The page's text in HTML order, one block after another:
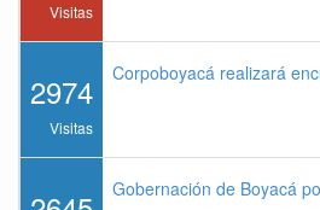
Visitas
2974
Visitas
Corpoboyacá realizará
Gobernación de Boyacá